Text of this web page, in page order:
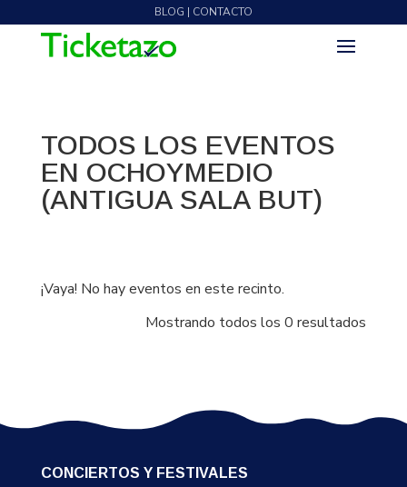
BLOG | CONTACTO
TODOS LOS EVENTOS
EN OCHOYMEDIO
(ANTIGUA SALA BUT)
¡Vaya! No hay eventos en este recinto.
Mostrando todos los 0 resultados
CONCIERTOS Y FESTIVALES